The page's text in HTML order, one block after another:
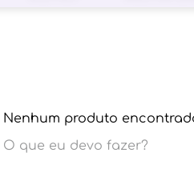
Nenhum produto
O que eu devo fazer?